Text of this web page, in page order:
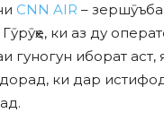
CNN AIR –
ки аз ду
гуногун иборат
ки дар